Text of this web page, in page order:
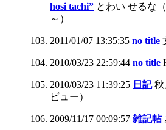
hosi tachi” とわい せるな
～）
2011/01/07 13:35:35 no title
2010/03/23 22:59:44 no title
2010/03/23 11:39:25 日記
ビュー）
2009/11/17 00:09:57 雑記帖